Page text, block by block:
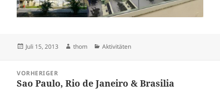
Veröffentlicht
Juli 15, 2013 Autor
thom Kategorien
Aktivitäten
VORHERIGER
Vorheriger
Sao Paulo, Rio de Janeiro & Brasilia